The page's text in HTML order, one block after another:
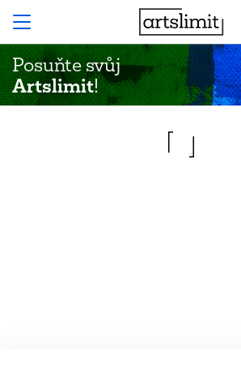
Posuňte svůj
Artslimit!